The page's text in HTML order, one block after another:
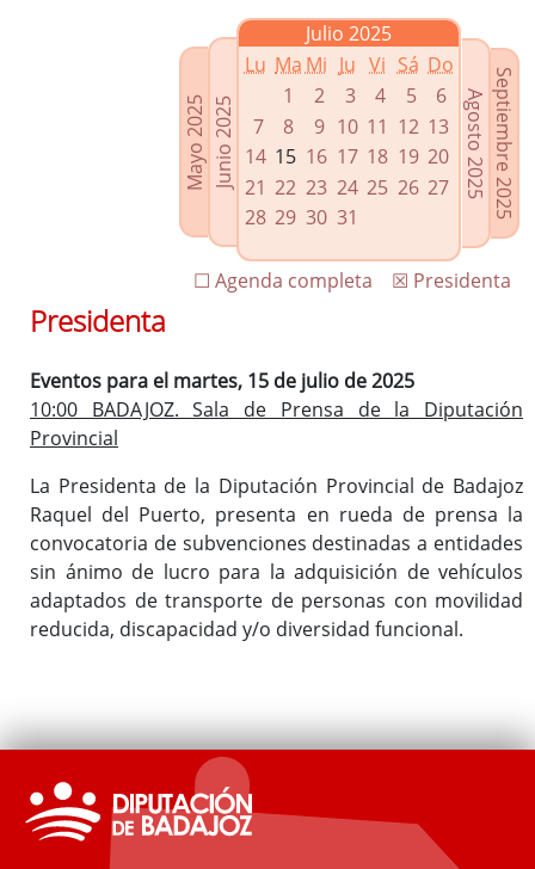
Enlaces relacionados
Agenda de Presidencia
Plenos provinciales y Juntas de gobierno
Oficina de Proyectos Europeos
Mayo 2025Junio 2025
Julio 2025
Lu Ma Mi Ju Vi Sá Do
1
2 3 4 5
6
7
8 9 10 11 12 13
14 15 16 17 18 19 20
21 22 23 24 25 26 27
28 29 30 31 Septiembre 2025
Agosto 2025
☒ Presidenta
☐ Agenda completa
Presidenta
Eventos para el martes, 15 de julio de 2025
10:00 BADAJOZ. Sala de Prensa de la Diputación
Provincial
La Presidenta de la Diputación Provincial de Badajoz
Raquel del Puerto, presenta en rueda de prensa la
convocatoria de subvenciones destinadas a entidades
sin ánimo de lucro para la adquisición de vehículos
adaptados de transporte de personas con movilidad
reducida, discapacidad y/o diversidad funcional.